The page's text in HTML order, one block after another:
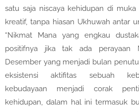
satu saja niscaya kehidupan di
kreatif, tanpa hiasan Ukhuwah antar
“Nikmat Mana yang engkau
positifnya jika tak ada perayaan
Desember yang menjadi bulan
eksistensi aktifitas sebuah
kebudayaan menjadi corak
kehidupan, dalam hal ini termasuk